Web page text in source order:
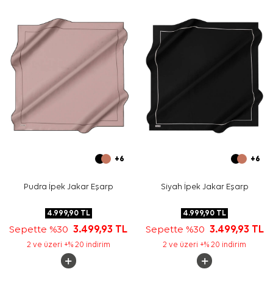
Yıkama ve bakım için ürün etiketindeki talimatları
izleyiniz. İpek ve hassas eşarplarda elde hassas bakım
veya leke müdahalesi gerektiğinde
Şampuanı
yardımcı bakım ürünü olarak değerlendirilebilir.
Sıkça Sorulan Sorular
Bej İpek Kare Geometrik Desenli Eşarp ölçüsü nedir?
Bu eşarp hangi kumaş türündedir?
Deseni ve renkleri nasıldır?
Hangi kıyafetlerle kombinlenebilir?
+6
Pudra İpek Jakar Eşarp
4.999,90TL
Sepette %303.499,93 TL
2 ve üzeri +% 20 indirim
+6
Siyah İpek Jakar Eşarp
4.999,90 TL
Sepette %30 3.499,93 TL
2 ve üzeri +% 20 indirim